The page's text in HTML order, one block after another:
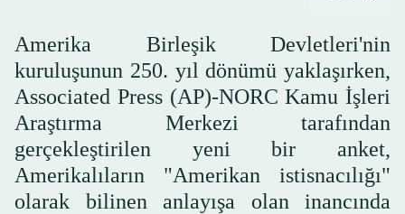
Amerika Birleşik Devletleri'nin
kuruluşunun 250. yıl dönümü yaklaşırken,
Associated Press (AP)-NORC Kamu İşleri
Araştırma Merkezi tarafından
gerçekleştirilen yeni bir anket,
Amerikalıların "Amerikan istisnacılığı"
olarak bilinen anlayışa olan inancında